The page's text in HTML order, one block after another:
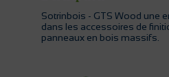
Sotrinbois - GTS Wood une
dans les accessoires de
panneaux en bois massifs.